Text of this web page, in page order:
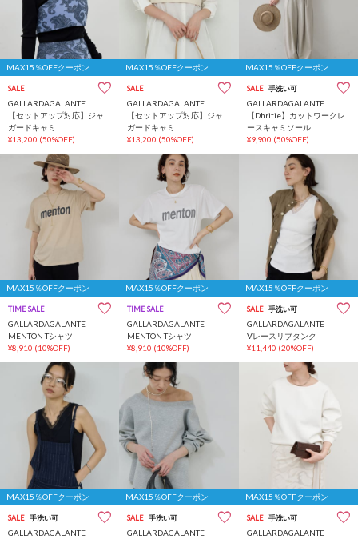
MAX15％OFFクーポン
SALE
GALLARDAGALANTE
【セットアップ対応】ジャ
ガードキャミ
¥13,200 (50%OFF)
MAX15％OFFクーポン
SALE
GALLARDAGALANTE
【セットアップ対応】ジャ
ガードキャミ
¥13,200 (50%OFF)
MAX15％OFFクーポン
SALE 手洗い可
GALLARDAGALANTE
【Dhritie】カットワークレ
ースキャミソール
¥9,900 (50%OFF)
MAX15％OFFクーポン
TIME SALE
GALLARDAGALANTE
MENTON Tシャツ
¥8,910 (10%OFF)
MAX15％OFFクーポン
TIME SALE
GALLARDAGALANTE
MENTON Tシャツ
¥8,910 (10%OFF)
MAX15％OFFクーポン
SALE 手洗い可
GALLARDAGALANTE
Vレースリブタンク
¥11,440 (20%OFF)
MAX15％OFFクーポン
SALE 手洗い可
GALLARDAGALANTE
MAX15％OFFクーポン
SALE 手洗い可
GALLARDAGALANTE
MAX15％OFFクーポン
SALE 手洗い可
GALLARDAGALANTE